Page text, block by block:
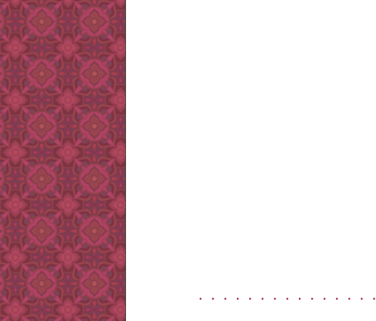
・・・・・・・・・・・・・・・